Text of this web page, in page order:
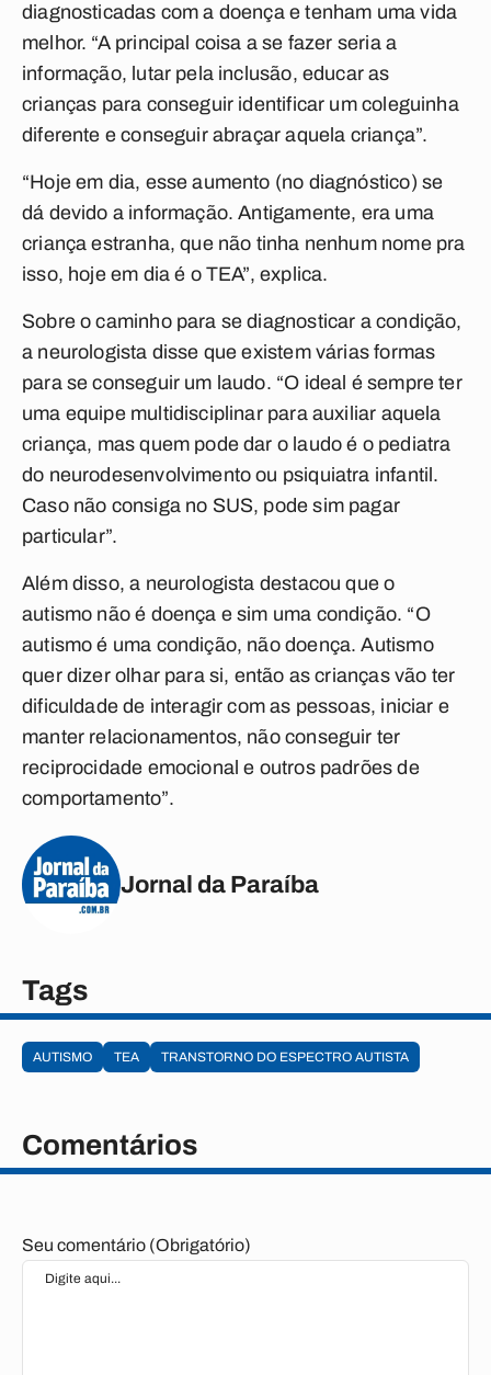
diagnosticadas com a doença e tenham uma vida
melhor. “A principal coisa a se fazer seria a
informação, lutar pela inclusão, educar as
crianças para conseguir identificar um coleguinha
diferente e conseguir abraçar aquela criança”.
“Hoje em dia, esse aumento (no diagnóstico) se
dá devido a informação. Antigamente, era uma
criança estranha, que não tinha nenhum nome pra
isso, hoje em dia é o TEA”, explica.
Sobre o caminho para se diagnosticar a condição,
a neurologista disse que existem várias formas
para se conseguir um laudo. “O ideal é sempre ter
uma equipe multidisciplinar para auxiliar aquela
criança, mas quem pode dar o laudo é o pediatra
do neurodesenvolvimento ou psiquiatra infantil.
Caso não consiga no SUS, pode sim pagar
particular”.
Além disso, a neurologista destacou que o
autismo não é doença e sim uma condição. “O
autismo é uma condição, não doença. Autismo
quer dizer olhar para si, então as crianças vão ter
dificuldade de interagir com as pessoas, iniciar e
manter relacionamentos, não conseguir ter
reciprocidade emocional e outros padrões de
comportamento”.
Jornal da Paraíba
Tags
AUTISMO TEA TRANSTORNO DO ESPECTRO AUTISTA
Comentários
Seu comentário (Obrigatório)